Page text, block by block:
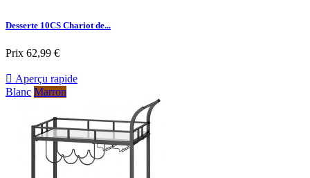
Desserte 10CS Chariot de...
Prix 62,99 €
 Aperçu rapide
Blanc Marron